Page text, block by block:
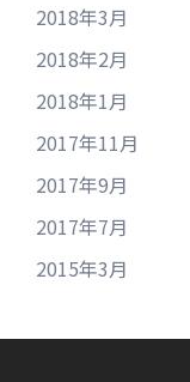
2018年3月
2018年2月
2018年1月
2017年11月
2017年9月
2017年7月
2015年3月